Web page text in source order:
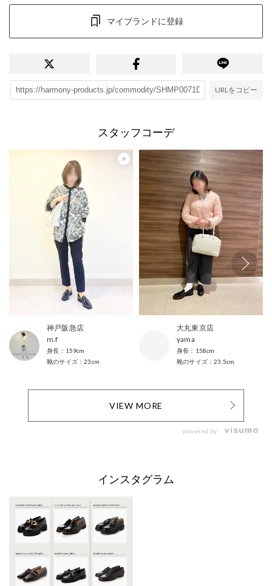
マイブランドに登録
URLをコピー
スタッフコーデ
神戸阪急店
m.f
159cm
23cm
大丸東京店
yama
158cm
23.5cm
VIEW MORE
powered by
インスタグラム